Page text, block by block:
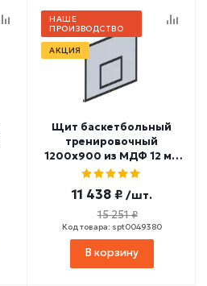
НАШЕ
ПРОИЗВОДСТВО
АКЦИЯ
Щит баскетбольный
тренировочный
1200х900 из МДФ 12 мм
(на раме) СТ-162
11 438 ₽ /шт.
15 251 ₽
Код товара: spt0049380
В корзину